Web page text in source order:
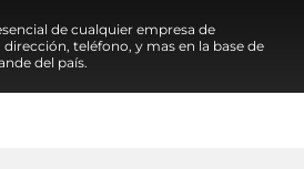
de cualquier empresa de
teléfono, y mas en la base de
del país.